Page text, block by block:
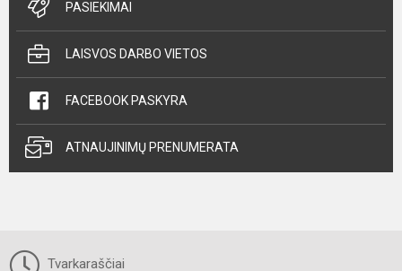
PASIEKIMAI
LAISVOS DARBO VIETOS
FACEBOOK PASKYRA
ATNAUJINIMŲ PRENUMERATA
Tvarkaraščiai